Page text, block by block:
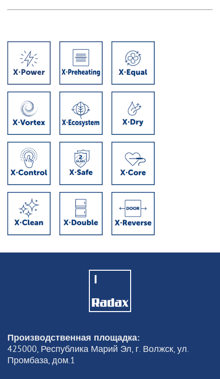
Производственная площадка:
425000, Республика Марий Эл, г. Волжск, ул.
Промбаза, дом.1